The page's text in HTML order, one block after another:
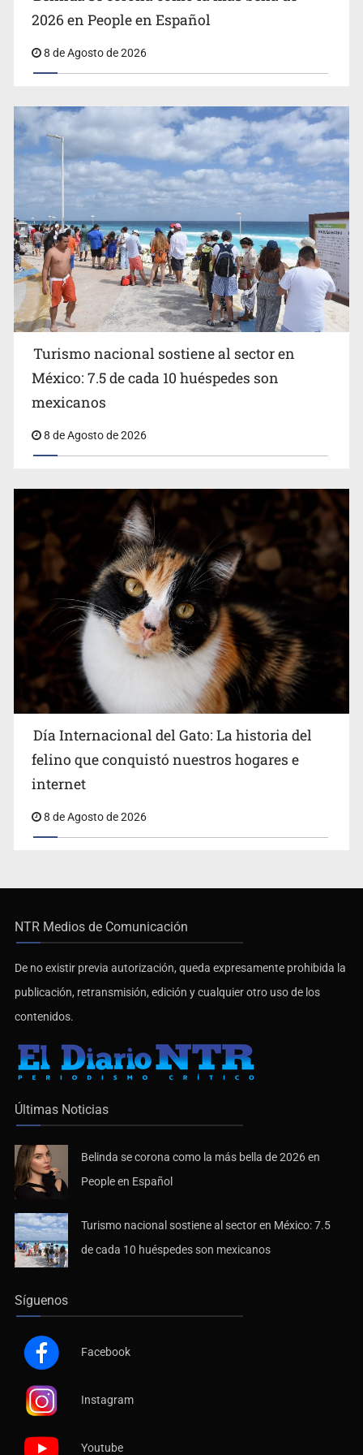
EU reanudará este sábado inspecciones de aguacate en
Michoacán
Belinda se corona como la más bella de 2026 en People
2026 en People en Español
8 de Agosto de 2026
Turismo nacional sostiene al sector en
México: 7.5 de cada 10 huéspedes son
mexicanos
8 de Agosto de 2026
Día Internacional del Gato: La historia del
felino que conquistó nuestros hogares e
internet
8 de Agosto de 2026
NTR Medios de Comunicación
De no existir previa autorización, queda expresamente prohibida la
publicación, retransmisión, edición y cualquier otro uso de los
contenidos.
Últimas Noticias
Belinda se corona como la más bella de 2026 en
People en Español
Turismo nacional sostiene al sector en México: 7.5
de cada 10 huéspedes son mexicanos
Síguenos
Facebook
Instagram
Youtube